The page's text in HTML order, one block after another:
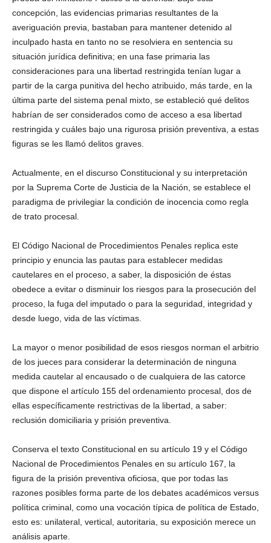
concepción, las evidencias primarias resultantes de la
averiguación previa, bastaban para mantener detenido al
inculpado hasta en tanto no se resolviera en sentencia su
situación jurídica definitiva; en una fase primaria las
consideraciones para una libertad restringida tenían lugar a
partir de la carga punitiva del hecho atribuido, más tarde, en la
última parte del sistema penal mixto, se estableció qué delitos
habrían de ser considerados como de acceso a esa libertad
restringida y cuáles bajo una rigurosa prisión preventiva, a estas
figuras se les llamó delitos graves.
Actualmente, en el discurso Constitucional y su interpretación
por la Suprema Corte de Justicia de la Nación, se establece el
paradigma de privilegiar la condición de inocencia como regla
de trato procesal.
El Código Nacional de Procedimientos Penales replica este
principio y enuncia las pautas para establecer medidas
cautelares en el proceso, a saber, la disposición de éstas
obedece a evitar o disminuir los riesgos para la prosecución del
proceso, la fuga del imputado o para la seguridad, integridad y
desde luego, vida de las víctimas.
La mayor o menor posibilidad de esos riesgos norman el arbitrio
de los jueces para considerar la determinación de ninguna
medida cautelar al encausado o de cualquiera de las catorce
que dispone el artículo 155 del ordenamiento procesal, dos de
ellas específicamente restrictivas de la libertad, a saber:
reclusión domiciliaria y prisión preventiva.
Conserva el texto Constitucional en su artículo 19 y el Código
Nacional de Procedimientos Penales en su artículo 167, la
figura de la prisión preventiva oficiosa, que por todas las
razones posibles forma parte de los debates académicos versus
política criminal, como una vocación típica de política de Estado,
esto es: unilateral, vertical, autoritaria, su exposición merece un
análisis aparte.